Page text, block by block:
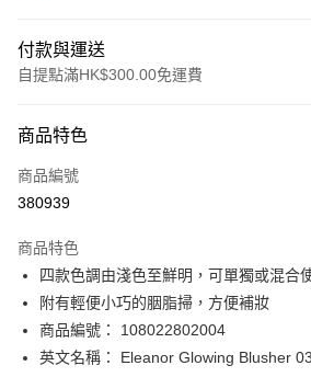
付款與運送
自提點滿HK$300.00免運費
信用卡
Apple Pay
PayMe
WeChat Pay
BoC Pay
商品特色
商品編號
380939
商品特色
四款色調由淺色至鮮明，可單獨或混合
附有輕便小巧的胭脂掃，方便補妝
商品編號： 108022802004
英文名稱： Eleanor Glowing Blusher